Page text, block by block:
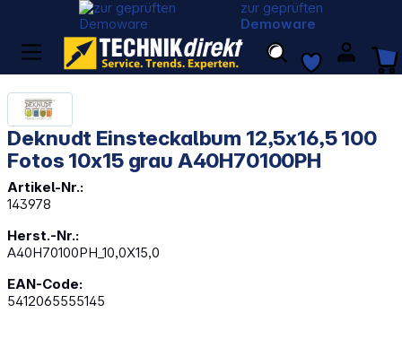
zur geprüften
Demoware
Deknudt Einsteckalbum 12,5x16,5 100
Fotos 10x15 grau A40H70100PH
Artikel-Nr.:
143978
Herst.-Nr.:
A40H70100PH_10,0X15,0
EAN-Code:
5412065555145